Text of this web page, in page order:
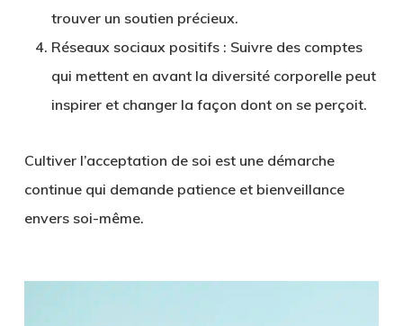
trouver un soutien précieux.
Réseaux sociaux positifs: Suivre des comptes
qui mettent en avant la diversité corporelle peut
inspirer et changer la façon dont on se perçoit.
Cultiver l’acceptation de soi est une démarche
continue qui demande patience et bienveillance
envers soi-même.